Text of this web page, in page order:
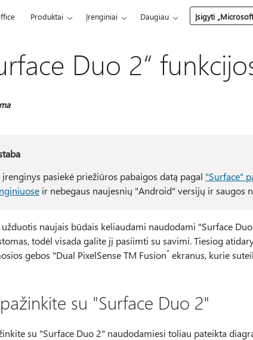
Produktai Įrenginiai Daugiau Įsigyti
Duo 2“
įrenginys pasiekė priežiūros pabaigos datą pagal "Surface"
ir nebegaus naujesnių "Android" versijų ir saugos
naujais būdais keliaudami naudodami "Surface
todėl visada galite jį pasiimti su savimi. Tiesiog
gebos "Dual PixelSense TM Fusion" ekranus, kurie
su "Surface Duo 2"
su "Surface Duo 2" naudodamiesi toliau pateikta